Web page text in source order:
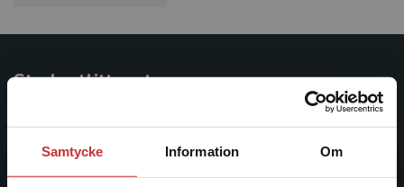
Samtycke Information Om
Studentlitteratur
ledande utbildningsförlag. Med läromedel, kurslitteratur,
facklitteratur, utbildningar och digitala